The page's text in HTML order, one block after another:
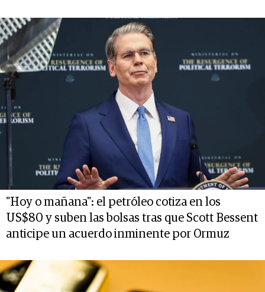
"Hoy o mañana": el petróleo cotiza en los
US$80 y suben las bolsas tras que Scott Bessent
anticipe un acuerdo inminente por Ormuz